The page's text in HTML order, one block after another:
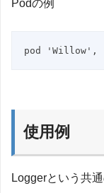
Podの例
pod 'Willow',
使用例
Loggerという共